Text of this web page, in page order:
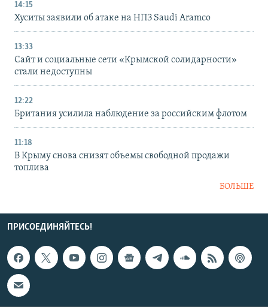
14:15
Хуситы заявили об атаке на НПЗ Saudi Aramco
13:33
Сайт и социальные сети «Крымской солидарности»
стали недоступны
12:22
Британия усилила наблюдение за российским флотом
11:18
В Крыму снова снизят объемы свободной продажи
топлива
БОЛЬШЕ
ПРИСОЕДИНЯЙТЕСЬ!